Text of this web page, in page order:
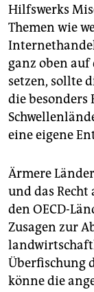
Hilfswerks
Themen wie
ganz oben auf
setzen, sollte
die
eine eigene
Ärmere
und das
den OECD-
Zusagen zur
Überfischung
könne die